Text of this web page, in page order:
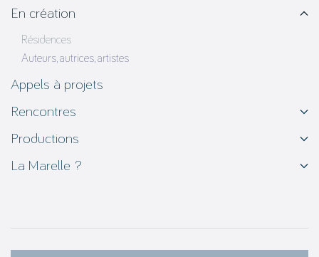
En création
Résidences
Auteurs, autrices, artistes
Appels à projets
Rencontres
Productions
La Marelle ?